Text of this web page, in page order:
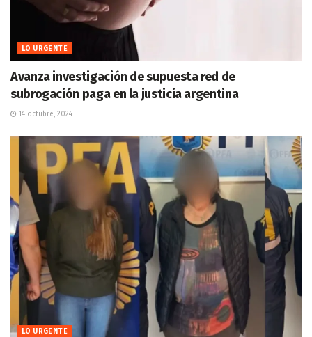
LO URGENTE
Avanza investigación de supuesta red de
subrogación paga en la justicia argentina
14 octubre, 2024
LO URGENTE